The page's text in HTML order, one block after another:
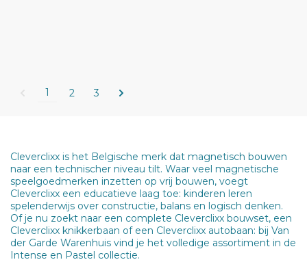
1 2 3
Cleverclixx is het Belgische merk dat magnetisch bouwen
naar een technischer niveau tilt. Waar veel magnetische
speelgoedmerken inzetten op vrij bouwen, voegt
Cleverclixx een educatieve laag toe: kinderen leren
spelenderwijs over constructie, balans en logisch denken.
Of je nu zoekt naar een complete Cleverclixx bouwset, een
Cleverclixx knikkerbaan of een Cleverclixx autobaan: bij Van
der Garde Warenhuis vind je het volledige assortiment in de
Intense en Pastel collectie.